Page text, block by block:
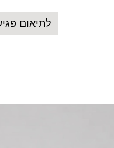
לתיאום